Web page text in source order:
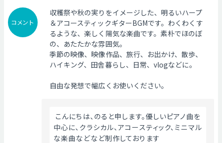
コメント
収穫祭や秋の実りをイメージした、明るいハープ
＆アコースティックギターBGMです。わくわくす
るような、楽しく陽気な楽曲です。素朴でほのぼ
の、あたたかな雰囲気。
季節の映像、映像作品、旅行、お出かけ、散歩、
ハイキング、田舎暮らし、日常、vlogなどに。
自由な発想で幅広くお使いください。
中心に、クラシカル、アコースティック、ミニマル
な楽曲などなど制作しております